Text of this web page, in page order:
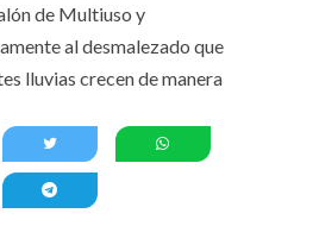
de Multiuso y
al desmalezado que
lluvias crecen de manera